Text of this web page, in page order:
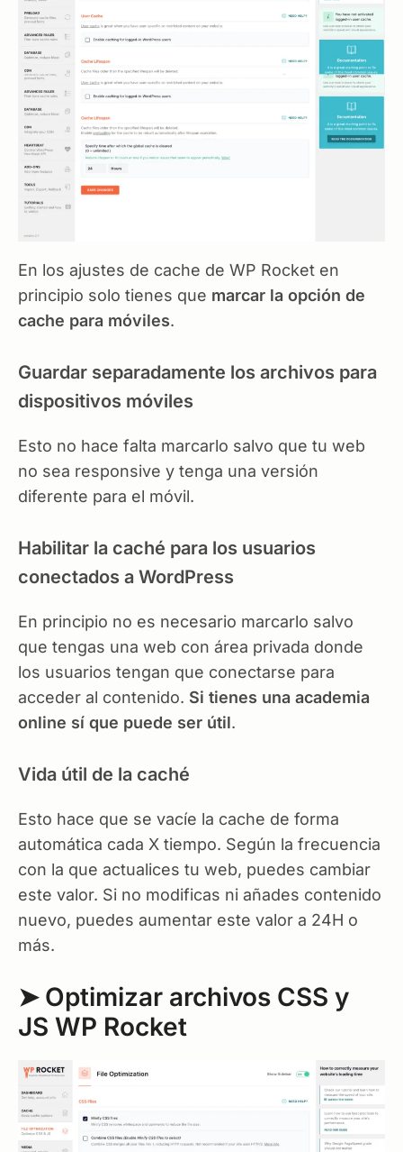
En los ajustes de cache de WP Rocket en
principio solo tienes que marcar la opción de
cache para móviles.
Guardar separadamente los archivos para
dispositivos móviles
Esto no hace falta marcarlo salvo que tu web
no sea responsive y tenga una versión
diferente para el móvil.
Habilitar la caché para los usuarios
conectados a WordPress
En principio no es necesario marcarlo salvo
que tengas una web con área privada donde
los usuarios tengan que conectarse para
acceder al contenido. Si tienes una academia
online sí que puede ser útil.
Vida útil de la caché
Esto hace que se vacíe la cache de forma
automática cada X tiempo. Según la frecuencia
con la que actualices tu web, puedes cambiar
este valor. Si no modificas ni añades contenido
nuevo, puedes aumentar este valor a 24H o
más.
➤ Optimizar archivos CSS y
JS WP Rocket